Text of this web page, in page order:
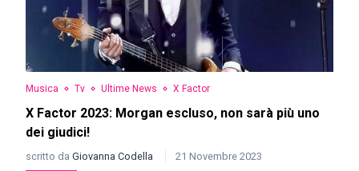
Musica Tv Ultime News X Factor
X Factor 2023: Morgan escluso, non sarà più uno
dei giudici!
scritto da Giovanna Codella 21 Novembre 2023